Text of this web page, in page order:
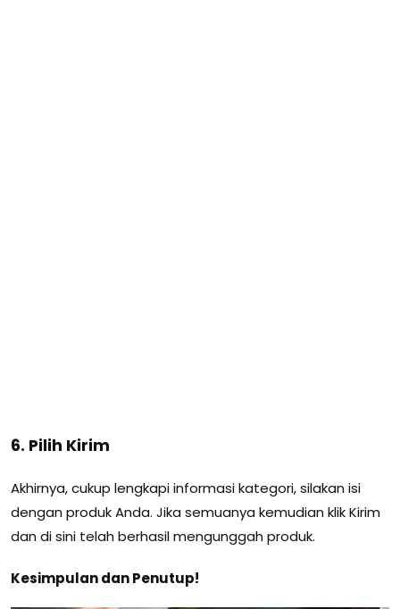
6. Pilih Kirim
Akhirnya, cukup lengkapi informasi kategori, silakan isi
dengan produk Anda. Jika semuanya kemudian klik Kirim
dan di sini telah berhasil mengunggah produk.
Kesimpulan dan Penutup!